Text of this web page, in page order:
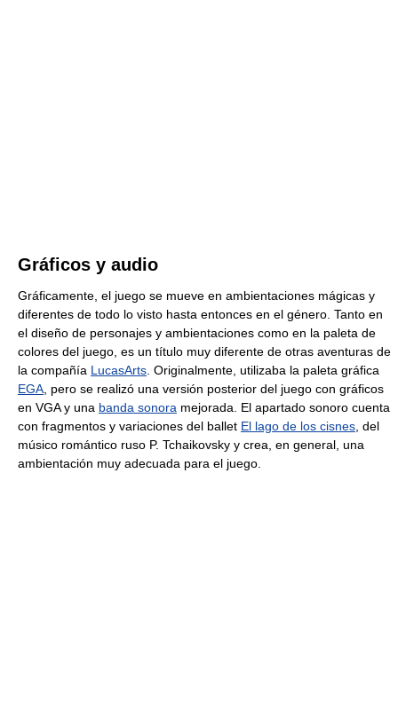
Gráficos y audio
Gráficamente, el juego se mueve en ambientaciones mágicas y
diferentes de todo lo visto hasta entonces en el género. Tanto en
el diseño de personajes y ambientaciones como en la paleta de
colores del juego, es un título muy diferente de otras aventuras de
la compañía LucasArts . Originalmente, utilizaba la paleta gráfica
EGA , pero se realizó una versión posterior del juego con gráficos
en VGA y una banda sonora mejorada. El apartado sonoro cuenta
con fragmentos y variaciones del ballet El lago de los cisnes , del
músico romántico ruso P. Tchaikovsky y crea, en general, una
ambientación muy adecuada para el juego.